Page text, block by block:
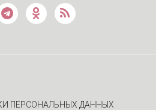
ПЕРСОНАЛЬНЫХ ДАННЫХ